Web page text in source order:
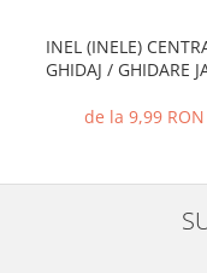
INEL (INELE)
GHIDAJ / GHIDARE
de la 9,99 RON